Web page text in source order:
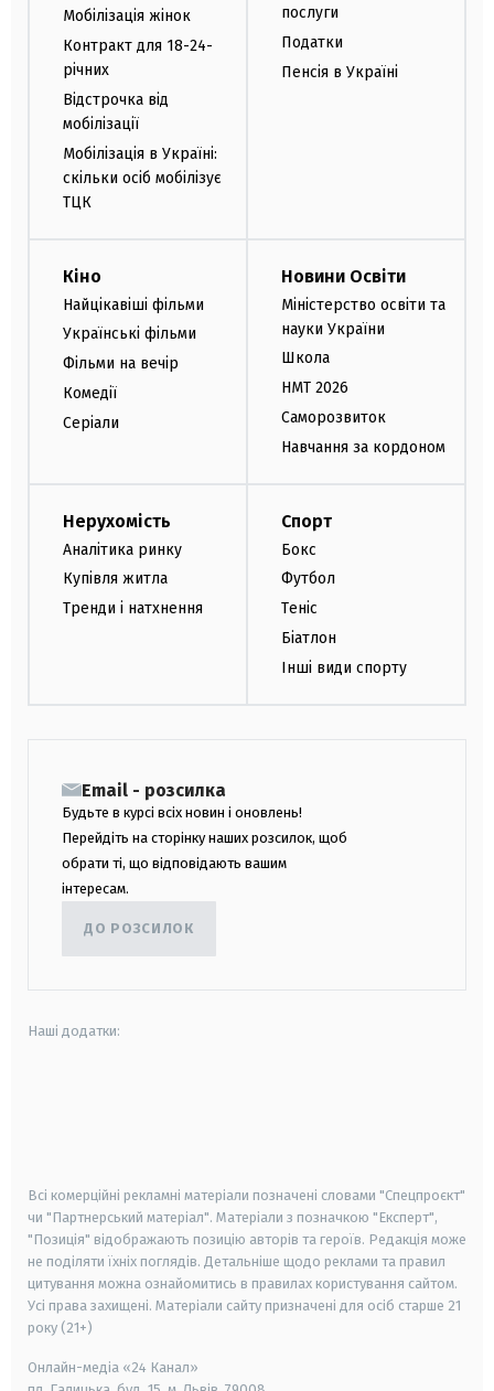
Мобілізація жінок
Контракт для 18-24-
річних
Відстрочка від
мобілізації
Мобілізація в Україні:
скільки осіб мобілізує
ТЦК
послуги
Податки
Пенсія в Україні
Кіно
Найцікавіші фільми
Українські фільми
Фільми на вечір
Комедії
Серіали
Новини Освіти
Міністерство освіти та
науки України
Школа
НМТ 2026
Саморозвиток
Навчання за кордоном
Нерухомість
Аналітика ринку
Купівля житла
Тренди і натхнення
Спорт
Бокс
Футбол
Теніс
Біатлон
Інші види спорту
Email - розсилка
Будьте в курсі всіх новин і оновлень!
Перейдіть на сторінку наших розсилок, щоб
обрати ті, що відповідають вашим
інтересам.
ДО РОЗСИЛОК
Наші додатки:
Всі комерційні рекламні матеріали позначені словами "Спецпроєкт"
чи "Партнерський матеріал". Матеріали з позначкою "Експерт",
"Позиція" відображають позицію авторів та героїв. Редакція може
не поділяти їхніх поглядів. Детальніше щодо реклами та правил
цитування можна ознайомитись в правилах користування сайтом.
Усі права захищені. Матеріали сайту призначені для осіб старше 21
року (21+)
Онлайн-медіа «24 Канал»